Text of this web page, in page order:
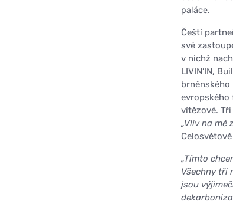
paláce.
Čeští
své
v nichž
LIVIN’IN,
evropského
vítězové.
„Vliv na mé
„Tímto
Všechny tři
jsou